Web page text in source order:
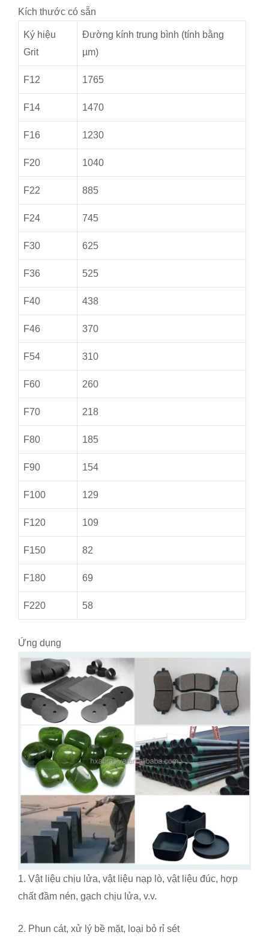
Kích thước có sẵn
Ký hiệu
Grit
Đường kính trung bình (tính bằng
µm)
F12 1765
F14 1470
F16 1230
F20 1040
F22 885
F24 745
F30 625
F36 525
F40 438
F46 370
F54 310
F60 260
F70 218
F80 185
F90 154
F100 129
F120 109
F150 82
F180 69
F220 58
Ứng dụng
1. Vật liệu chịu lửa, vật liệu nạp lò, vật liệu đúc, hợp
chất đầm nén, gạch chịu lửa, v.v.
2. Phun cát, xử lý bề mặt, loại bỏ rỉ sét